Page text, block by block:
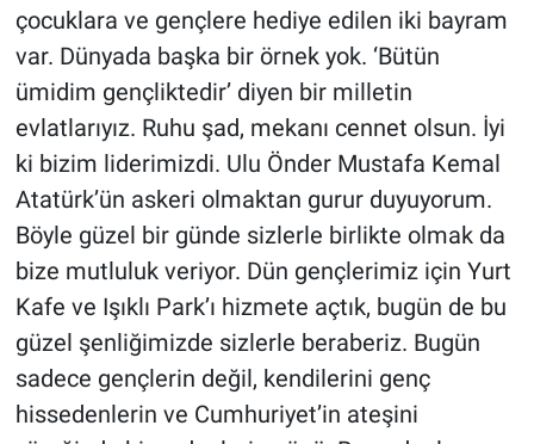
çocuklara ve gençlere hediye edilen iki bayram
var. Dünyada başka bir örnek yok. ‘Bütün
ümidim gençliktedir’ diyen bir milletin
evlatlarıyız. Ruhu şad, mekanı cennet olsun. İyi
ki bizim liderimizdi. Ulu Önder Mustafa Kemal
Atatürk’ün askeri olmaktan gurur duyuyorum.
Böyle güzel bir günde sizlerle birlikte olmak da
bize mutluluk veriyor. Dün gençlerimiz için Yurt
Kafe ve Işıklı Park’ı hizmete açtık, bugün de bu
güzel şenliğimizde sizlerle beraberiz. Bugün
sadece gençlerin değil, kendilerini genç
hissedenlerin ve Cumhuriyet’in ateşini